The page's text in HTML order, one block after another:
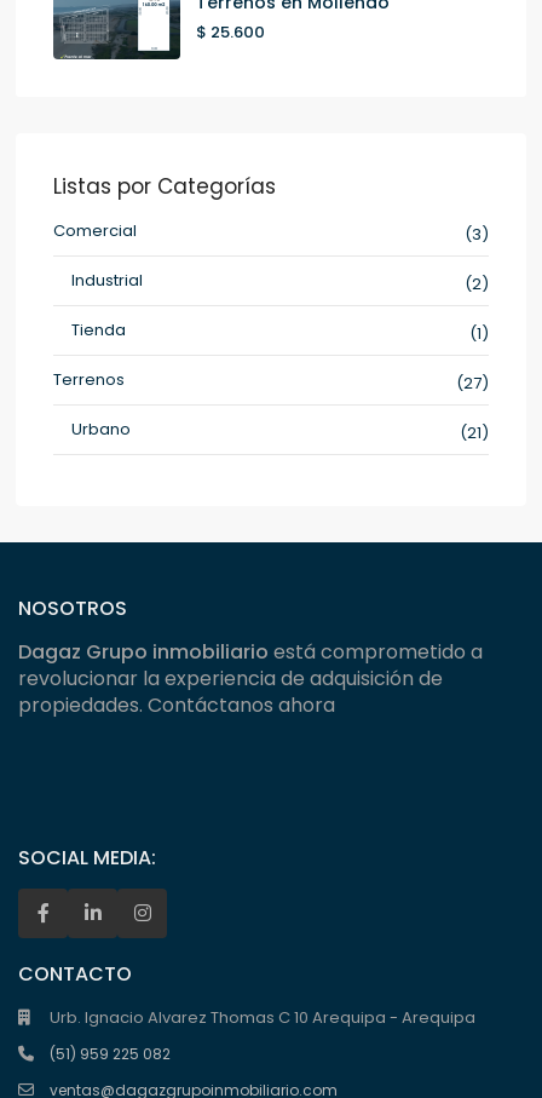
$ 25.600
Listas por Categorías
Comercial
(3)
Industrial
(2)
Tienda
(1)
Terrenos
(27)
Urbano
(21)
NOSOTROS
Dagaz Grupo inmobiliario está comprometido a
revolucionar la experiencia de adquisición de
propiedades. Contáctanos ahora
SOCIAL MEDIA:
CONTACTO
Urb. Ignacio Alvarez Thomas C 10 Arequipa - Arequipa
(51) 959 225 082
ventas@dagazgrupoinmobiliario.com